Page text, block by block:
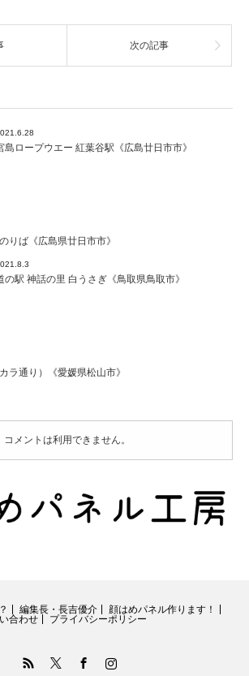
次の記事
島ロープウエー 紅葉谷駅《広島廿日市市》
りば《広島県廿日市市》
の駅 神話の里 白うさぎ《鳥取県鳥取市》
ラ通り）《愛媛県松山市》
コメントは利用できません。
編集長・長吉優介
顔はめパネル作ります！
合わせ
プライバシーポリシー
Instagram